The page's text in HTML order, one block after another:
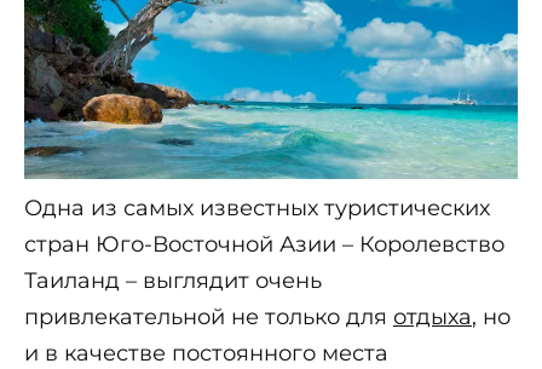
Одна из самых известных туристических
стран Юго-Восточной Азии – Королевство
Таиланд – выглядит очень
привлекательной не только для отдыха, но
и в качестве постоянного места